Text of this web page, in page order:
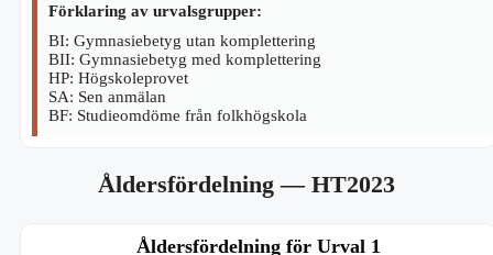
Förklaring av urvalsgrupper:
BI: Gymnasiebetyg utan komplettering
BII: Gymnasiebetyg med komplettering
HP: Högskoleprovet
SA: Sen anmälan
BF: Studieomdöme från folkhögskola
Åldersfördelning— HT2023
Åldersfördelning för Urval 1